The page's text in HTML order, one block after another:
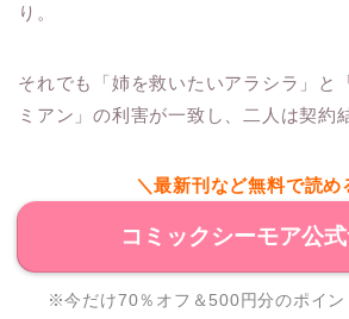
り。
それでも「姉を救いたいアラシラ」と
ミアン」の利害が一致し、二人は契約
＼最新刊など無料で読め
コミックシーモア公
※今だけ70％オフ＆500円分のポイン